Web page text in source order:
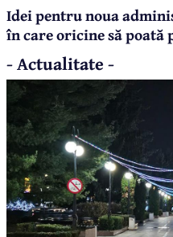
Idei pentru noua
în care oricine să poată
- Actualitate -